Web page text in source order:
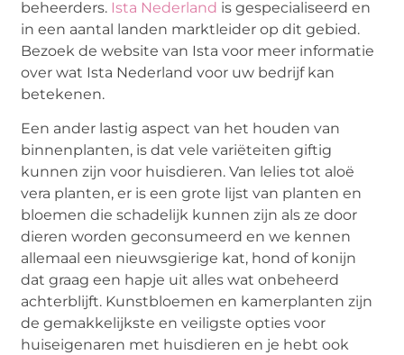
beheerders. Ista Nederland is gespecialiseerd en
in een aantal landen marktleider op dit gebied.
Bezoek de website van Ista voor meer informatie
over wat Ista Nederland voor uw bedrijf kan
betekenen.
Een ander lastig aspect van het houden van
binnenplanten, is dat vele variëteiten giftig
kunnen zijn voor huisdieren. Van lelies tot aloë
vera planten, er is een grote lijst van planten en
bloemen die schadelijk kunnen zijn als ze door
dieren worden geconsumeerd en we kennen
allemaal een nieuwsgierige kat, hond of konijn
dat graag een hapje uit alles wat onbeheerd
achterblijft. Kunstbloemen en kamerplanten zijn
de gemakkelijkste en veiligste opties voor
huiseigenaren met huisdieren en je hebt ook